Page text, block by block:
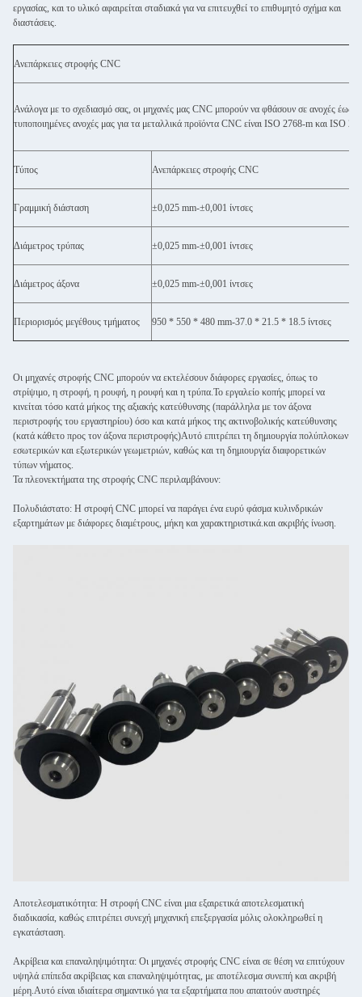
εργασίας, και το υλικό αφαιρείται σταδιακά για να επιτευχθεί το επιθυμητό σχήμα και
διαστάσεις.
Ανεπάρκειες στροφής CNC
Ανάλογα με το σχεδιασμό σας, οι μηχανές μας CNC μπορούν να φθάσουν σε ανοχές έως
τυποποιημένες ανοχές μας για τα μεταλλικά προϊόντα CNC είναι ISO 2768-m και ISO
Τύπος Ανεπάρκειες στροφής CNC
Γραμμική διάσταση ±0,025 mm-±0,001 ίντσες
Διάμετρος τρύπας ±0,025 mm-±0,001 ίντσες
Διάμετρος άξονα ±0,025 mm-±0,001 ίντσες
Περιορισμός μεγέθους τμήματος 950 * 550 * 480 mm-37.0 * 21.5 * 18.5 ίντσες
Οι μηχανές στροφής CNC μπορούν να εκτελέσουν διάφορες εργασίες, όπως το
στρίψιμο, η στροφή, η ρουφή, η ρουφή και η τρύπα.Το εργαλείο κοπής μπορεί να
κινείται τόσο κατά μήκος της αξιακής κατεύθυνσης (παράλληλα με τον άξονα
περιστροφής του εργαστηρίου) όσο και κατά μήκος της ακτινοβολικής κατεύθυνσης
(κατά κάθετο προς τον άξονα περιστροφής)Αυτό επιτρέπει τη δημιουργία πολύπλοκων
εσωτερικών και εξωτερικών γεωμετριών, καθώς και τη δημιουργία διαφορετικών
τύπων νήματος.
Τα πλεονεκτήματα της στροφής CNC περιλαμβάνουν:
Πολυδιάστατο: Η στροφή CNC μπορεί να παράγει ένα ευρύ φάσμα κυλινδρικών
εξαρτημάτων με διάφορες διαμέτρους, μήκη και χαρακτηριστικά.και ακριβής ίνωση.
Αποτελεσματικότητα: Η στροφή CNC είναι μια εξαιρετικά αποτελεσματική
διαδικασία, καθώς επιτρέπει συνεχή μηχανική επεξεργασία μόλις ολοκληρωθεί η
εγκατάσταση.
Ακρίβεια και επαναληψιμότητα: Οι μηχανές στροφής CNC είναι σε θέση να επιτύχουν
υψηλά επίπεδα ακρίβειας και επαναληψιμότητας, με αποτέλεσμα συνεπή και ακριβή
μέρη.Αυτό είναι ιδιαίτερα σημαντικό για τα εξαρτήματα που απαιτούν αυστηρές